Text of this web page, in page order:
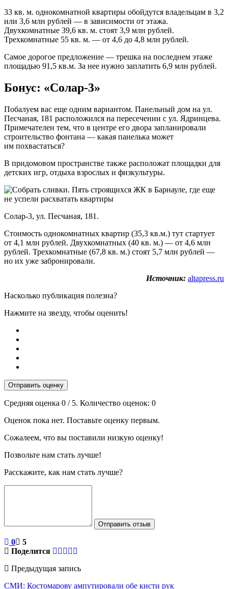
33 кв. м. однокомнатной квартиры обойдутся владельцам в 3,2
или 3,6 млн рублей — в зависимости от этажа.
Двухкомнатные 39,6 кв. м. стоят 3,9 млн рублей.
Трехкомнатные 55 кв. м. — от 4,6 до 4,8 млн рублей.
Самое дорогое предложение — трешка на последнем этаже
площадью 91,5 кв.м. За нее нужно заплатить 6,9 млн рублей.
Бонус: «Солар-3»
Побалуем вас еще одним вариантом. Панельный дом на ул.
Песчаная, 181 расположился на пересечении с ул. Ядринцева.
Примечателен тем, что в центре его двора запланировали
строительство фонтана — какая панелька может
им похвастаться?
В придомовом пространстве также расположат площадки для
детских игр, отдыха взрослых и физкультуры.
Солар-3, ул. Песчаная, 181.
Стоимость однокомнатных квартир (35,3 кв.м.) тут стартует
от 4,1 млн рублей. Двухкомнатных (40 кв. м.) — от 4,6 млн
рублей. Трехкомнатные (67,8 кв. м.) стоят 5,7 млн рублей —
но их уже забронировали.
Источник: altapress.ru
Насколько публикация полезна?
Нажмите на звезду, чтобы оценить!
Отправить оценку
Средняя оценка 0 / 5. Количество оценок: 0
Оценок пока нет. Поставьте оценку первым.
Сожалеем, что вы поставили низкую оценку!
Позвольте нам стать лучше!
Расскажите, как нам стать лучше?
Отправить отзыв
0
5
Поделится
Предыдущая запись
СМИ: Костомарову ампутировали обе кисти рук